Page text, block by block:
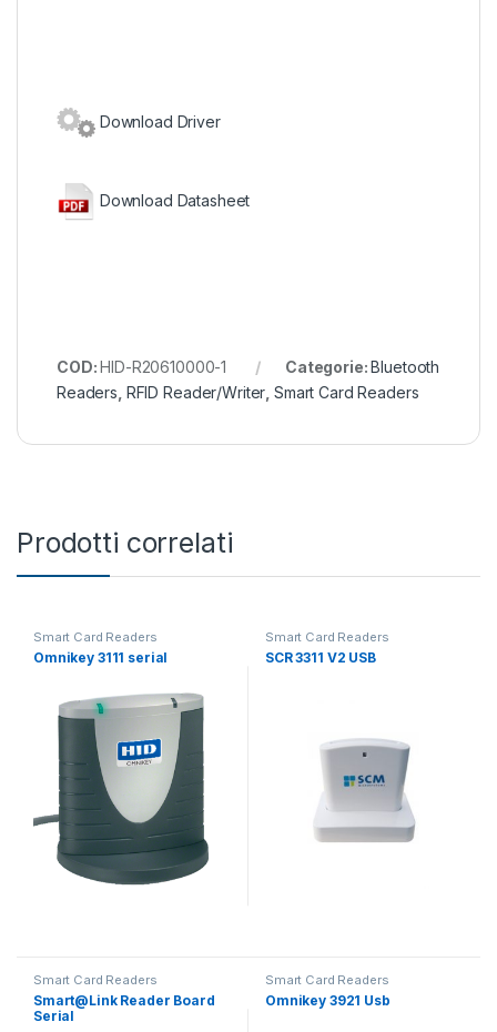
Download Driver
Download Datasheet
COD:HID-R20610000-1 Categorie:Bluetooth
Readers RFID Reader/Writer Smart Card Readers
Prodotti correlati
Smart Card Readers
Omnikey 3111 serial
Smart Card Readers
SCR 3311 V2 USB
Smart Card Readers
Smart@Link Reader Board
Serial
Smart Card Readers
Omnikey 3921 Usb